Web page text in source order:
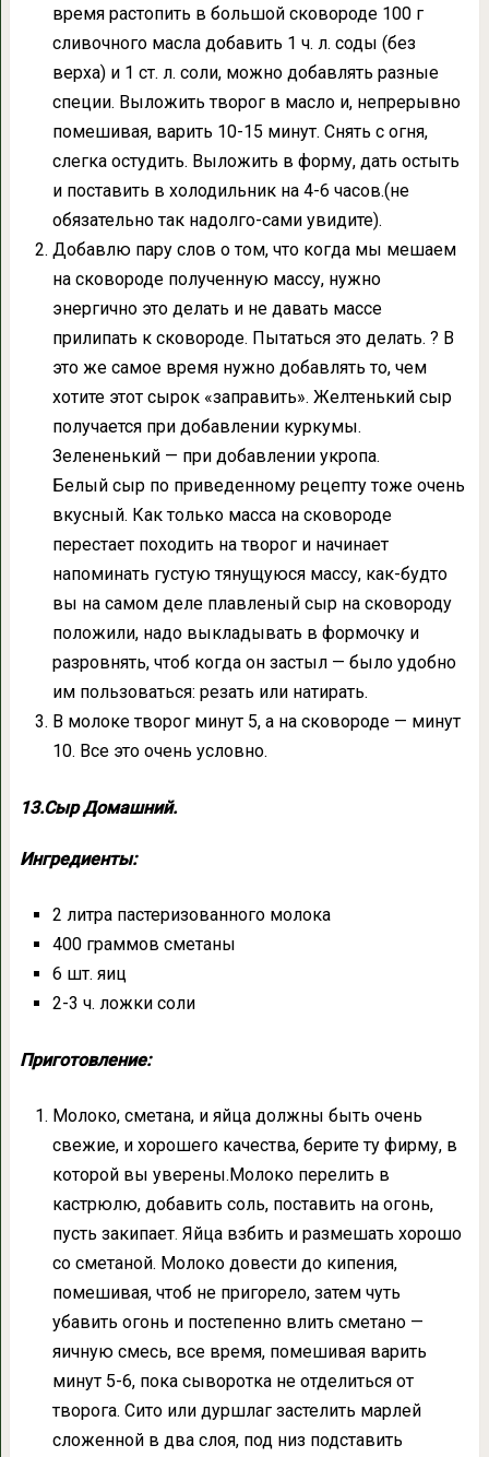
время растопить в большой сковороде 100 г
сливочного масла добавить 1 ч. л. соды (без
верха) и 1 ст. л. соли, можно добавлять разные
специи. Выложить творог в масло и, непрерывно
помешивая, варить 10-15 минут. Снять с огня,
слегка остудить. Выложить в форму, дать остыть
и поставить в холодильник на 4-6 часов.(не
обязательно так надолго-сами увидите).
Добавлю пару слов о том, что когда мы мешаем
на сковороде полученную массу, нужно
энергично это делать и не давать массе
прилипать к сковороде. Пытаться это делать. ? В
это же самое время нужно добавлять то, чем
хотите этот сырок «заправить». Желтенький сыр
получается при добавлении куркумы.
Зелененький — при добавлении укропа.
Белый сыр по приведенному рецепту тоже очень
вкусный. Как только масса на сковороде
перестает походить на творог и начинает
напоминать густую тянущуюся массу, как-будто
вы на самом деле плавленый сыр на сковороду
положили, надо выкладывать в формочку и
разровнять, чтоб когда он застыл — было удобно
им пользоваться: резать или натирать.
В молоке творог минут 5, а на сковороде — минут
10. Все это очень условно.
13.Сыр Домашний.
Ингредиенты:
2 литра пастеризованного молока
400 граммов сметаны
6 шт. яиц
2-3 ч. ложки соли
Приготовление:
Молоко, сметана, и яйца должны быть очень
свежие, и хорошего качества, берите ту фирму, в
которой вы уверены.Молоко перелить в
кастрюлю, добавить соль, поставить на огонь,
пусть закипает. Яйца взбить и размешать хорошо
со сметаной. Молоко довести до кипения,
помешивая, чтоб не пригорело, затем чуть
убавить огонь и постепенно влить сметано —
яичную смесь, все время, помешивая варить
минут 5-6, пока сыворотка не отделиться от
творога. Сито или дуршлаг застелить марлей
сложенной в два слоя, под низ подставить